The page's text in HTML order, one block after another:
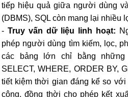
tiếp hiệu quả giữa người dùng
(DBMS), SQL còn mang lại nhiều
- Truy vấn dữ liệu linh hoạt:
phép người dùng tìm kiếm, lọc,
các bảng lớn chỉ bằng
SELECT, WHERE, ORDER BY,
tiết kiệm thời gian đáng kể so
công, đồng thời cho phép kết